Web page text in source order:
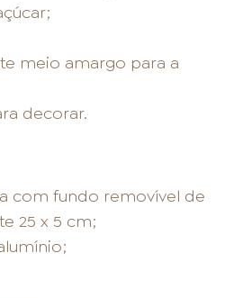
meio amargo para a
decorar.
com fundo removível de
25 x 5 cm;